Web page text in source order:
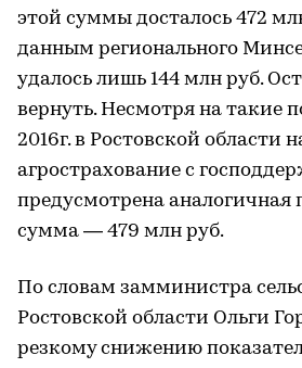
этой суммы досталось 472
данным регионального
удалось лишь 144 млн руб.
вернуть. Несмотря на такие
2016г. в Ростовской области
агрострахование с
предусмотрена аналогичная
сумма — 479 млн руб.
По словам замминистра
Ростовской области Ольги
резкому снижению